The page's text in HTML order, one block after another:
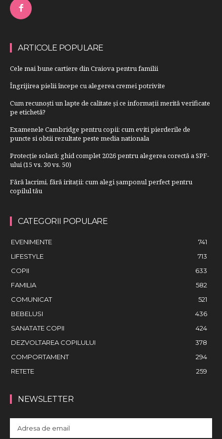
ARTICOLE POPULARE
Cele mai bune cartiere din Craiova pentru familii
Îngrijirea pielii începe cu alegerea cremei potrivite
Cum recunoști un lapte de calitate și ce informații merită verificate
pe etichetă?
Examenele Cambridge pentru copii: cum eviti pierderile de
puncte si obtii rezultate peste media nationala
Protecție solară: ghid complet 2026 pentru alegerea corectă a SPF-
ului (15 vs. 30 vs. 50)
Fără lacrimi, fără iritații: cum alegi șamponul perfect pentru
copilul tău
CATEGORII POPULARE
EVENIMENTE
741
LIFESTYLE
713
COPII
633
FAMILIA
582
COMUNICAT
521
BEBELUSI
436
SANATATE COPII
424
DEZVOLTAREA COPILULUI
378
COMPORTAMENT
294
RETETE
259
NEWSLETTER